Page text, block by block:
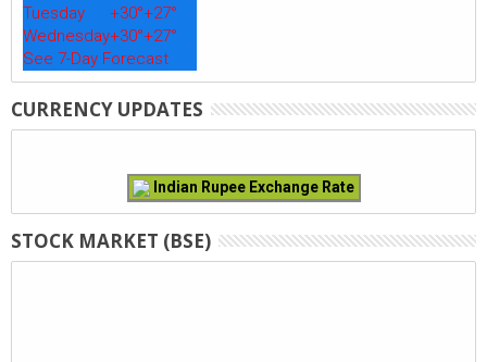
Tuesday +30°+27°
Wednesday+30°+27°
See 7-Day Forecast
CURRENCY UPDATES
Indian Rupee Exchange Rate
STOCK MARKET (BSE)